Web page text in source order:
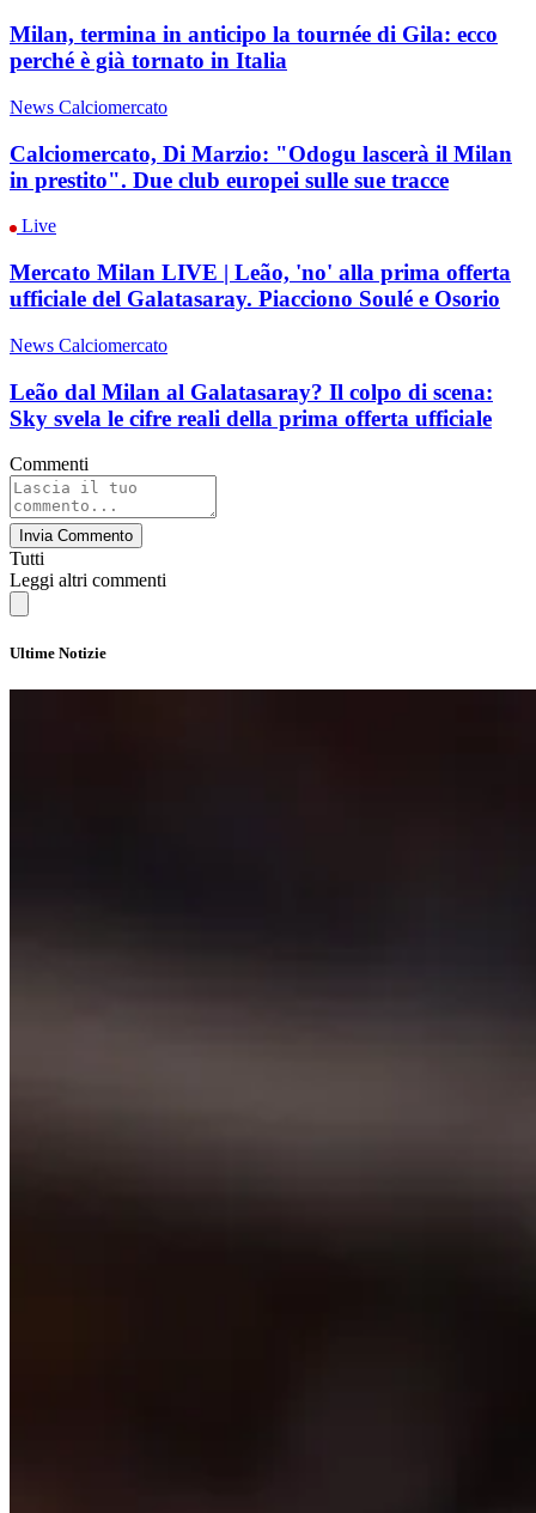
Milan, termina in anticipo la tournée di Gila: ecco
perché è già tornato in Italia
News Calciomercato
Calciomercato, Di Marzio: "Odogu lascerà il Milan
in prestito". Due club europei sulle sue tracce
Live
Mercato Milan LIVE | Leão, 'no' alla prima offerta
ufficiale del Galatasaray. Piacciono Soulé e Osorio
News Calciomercato
Leão dal Milan al Galatasaray? Il colpo di scena:
Sky svela le cifre reali della prima offerta ufficiale
Commenti
Invia Commento
Tutti
Leggi altri commenti
Ultime Notizie